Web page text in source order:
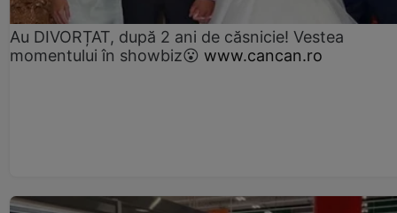
Au DIVORȚAT, după 2 ani de căsnicie! Vestea
momentului în showbiz😮 www.cancan.ro